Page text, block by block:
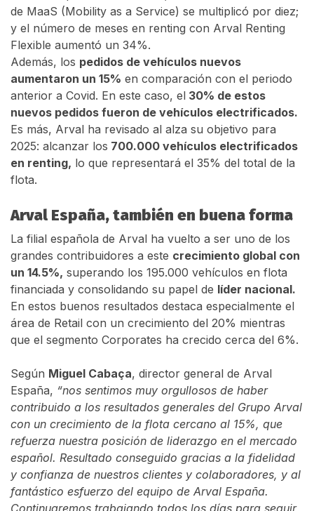
de MaaS (Mobility as a Service) se multiplicó por diez;
y el número de meses en renting con Arval Renting
Flexible aumentó un 34%.
Además, los pedidos de vehículos nuevos
aumentaron un 15% en comparación con el periodo
anterior a Covid. En este caso, el 30% de estos
nuevos pedidos fueron de vehículos electrificados.
Es más, Arval ha revisado al alza su objetivo para
2025: alcanzar los 700.000 vehículos electrificados
en renting, lo que representará el 35% del total de la
flota.
Arval España, también en buena forma
La filial española de Arval ha vuelto a ser uno de los
grandes contribuidores a este crecimiento global con
un 14.5%, superando los 195.000 vehículos en flota
financiada y consolidando su papel de líder nacional.
En estos buenos resultados destaca especialmente el
área de Retail con un crecimiento del 20% mientras
que el segmento Corporates ha crecido cerca del 6%.
Según Miguel Cabaça, director general de Arval
España, “nos sentimos muy orgullosos de haber
contribuido a los resultados generales del Grupo Arval
con un crecimiento de la flota cercano al 15%, que
refuerza nuestra posición de liderazgo en el mercado
español. Resultado conseguido gracias a la fidelidad
y confianza de nuestros clientes y colaboradores, y al
fantástico esfuerzo del equipo de Arval España.